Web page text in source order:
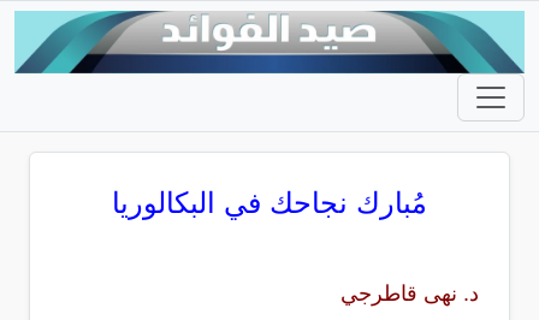
مُبارك نجاحك في البكالوريا
د. نهى قاطرجي